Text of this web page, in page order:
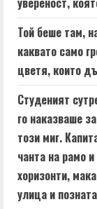
R
e
a
d
i
n
g
Той беше там,
каквато само
цветя, които
Студеният
го наказваше
този миг.
чанта на рамо
хоризонти,
улица и